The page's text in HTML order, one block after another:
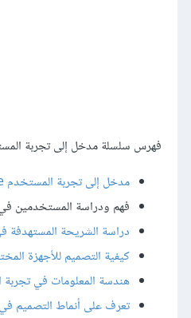
فهرس سلسلة مدخل إلى تجربة
مدخل إلى تجربة المستخدم User Experience
فهم ودراسة المستخدمين
دراسة الشريحة
كيفية التصميم للأجهزة
هندسة المعلومات في
تعرف على أنماط التصميم